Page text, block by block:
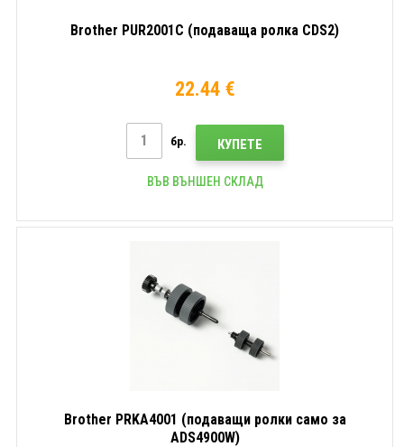
Brother PUR2001C (подаваща ролка CDS2)
22.44 €
бр. КУПЕТЕ
ВЪВ ВЪНШЕН СКЛАД
Brother PRKA4001 (подаващи ролки само за
ADS4900W)